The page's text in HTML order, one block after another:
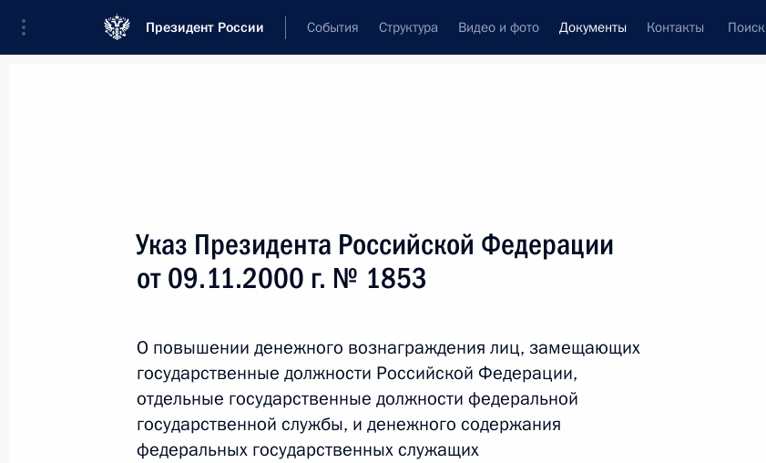
Президент России События Структура Видео и фото Документы Контакты Поиск
Текст в документе
Все
Дата вступления в силу...
Указ Президента Российской Федерации
от 09.11.2000 г. № 1853
О повышении денежного вознаграждения лиц, замещающих
государственные должности Российской Федерации,
отдельные государственные должности федеральной
государственной службы, и денежного содержания
федеральных государственных служащих